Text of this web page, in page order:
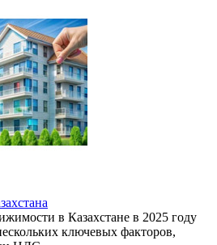
в Казахстане в 2025 году
ключевых факторов,